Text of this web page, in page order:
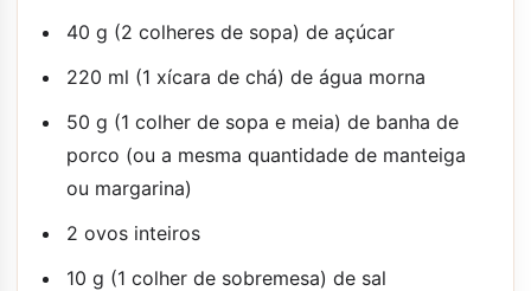
40 g (2 colheres de sopa) de açúcar
220 ml (1 xícara de chá) de água morna
50 g (1 colher de sopa e meia) de banha de
porco (ou a mesma quantidade de manteiga
ou margarina)
2 ovos inteiros
10 g (1 colher de sobremesa) de sal